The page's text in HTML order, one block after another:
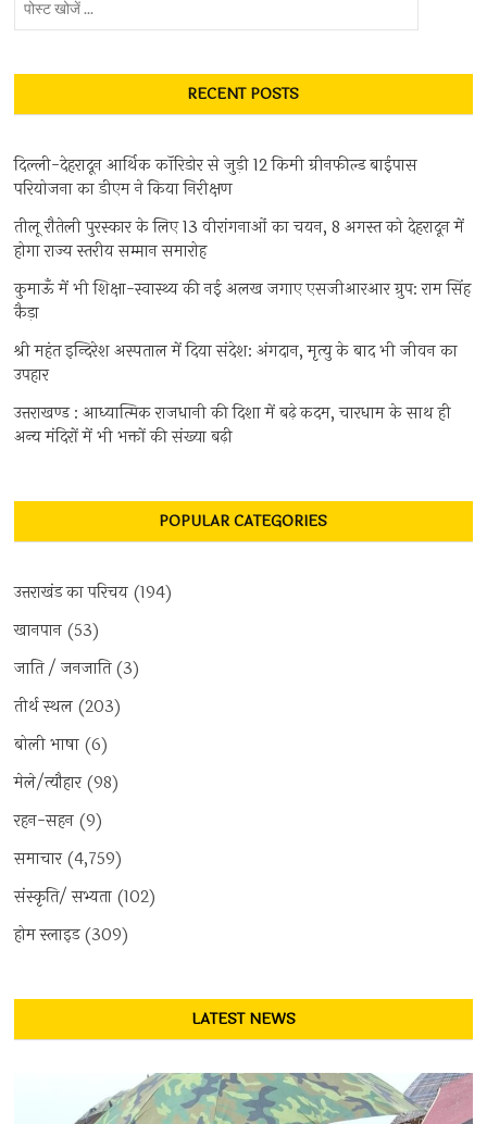
RECENT POSTS
दिल्ली-देहरादून आर्थिक कॉरिडोर से जुड़ी 12 किमी ग्रीनफील्ड बाईपास
परियोजना का डीएम ने किया निरीक्षण
तीलू रौतेली पुरस्कार के लिए 13 वीरांगनाओं का चयन, 8 अगस्त को देहरादून में
होगा राज्य स्तरीय सम्मान समारोह
कुमाऊँ में भी शिक्षा-स्वास्थ्य की नई अलख जगाए एसजीआरआर ग्रुप: राम सिंह
कैड़ा
श्री महंत इन्दिरेश अस्पताल में दिया संदेश: अंगदान, मृत्यु के बाद भी जीवन का
उपहार
उत्तराखण्ड : आध्यात्मिक राजधानी की दिशा में बढ़े कदम, चारधाम के साथ ही
अन्य मंदिरों में भी भक्तों की संख्या बढ़ी
POPULAR CATEGORIES
उत्तराखंड का परिचय (194)
खानपान (53)
जाति / जनजाति(3)
तीर्थ स्थल (203)
बोली भाषा (6)
मेले/त्यौहार(98)
रहन-सहन (9)
समाचार(4,759)
संस्कृति/ सभ्यता (102)
होम स्लाइड(309)
LATEST NEWS